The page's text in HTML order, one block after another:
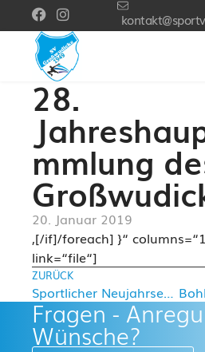
28.
mmlung
20. Januar 2019
,[/if]/foreach] }“
link=“file“]
ZURÜCK
Sportlicher Neujahrsempfang
Fragen -
Wünsche?